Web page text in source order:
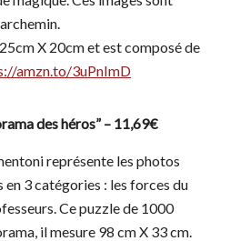
X 20cm et est composé de
amzn.to/3uPnImD
des héros” – 11,69€
représente les photos
en 3 catégories : les forces du
Ce puzzle de 1000
il mesure 98 cm X 33 cm.